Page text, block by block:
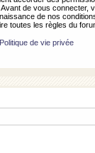
de vous connecter,
de nos
toutes les règles du
Politique de vie privée